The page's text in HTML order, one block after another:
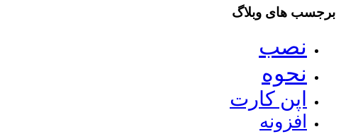
برجسب های وبلاگ
نصب
نحوه
اپن کارت
افزونه